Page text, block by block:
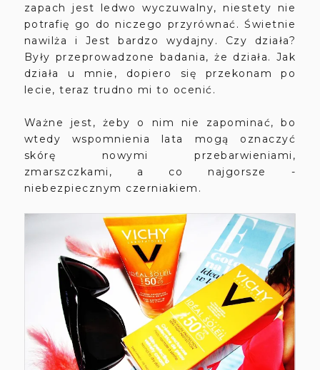
zapach jest ledwo wyczuwalny, niestety nie
potrafię go do niczego przyrównać. Świetnie
nawilża i Jest bardzo wydajny. Czy działa?
Były przeprowadzone badania, że działa. Jak
działa u mnie, dopiero się przekonam po
lecie, teraz trudno mi to ocenić.
Ważne jest, żeby o nim nie zapominać, bo
wtedy wspomnienia lata mogą oznaczyć
skórę nowymi przebarwieniami,
zmarszczkami, a co najgorsze -
niebezpiecznym czerniakiem.